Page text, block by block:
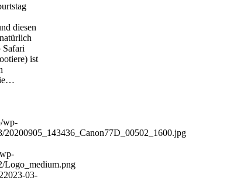
diesen
Safari
ist
wp-
20200905_143436_Canon77D_00502_1600.jpg
Logo_medium.png
2023-03-